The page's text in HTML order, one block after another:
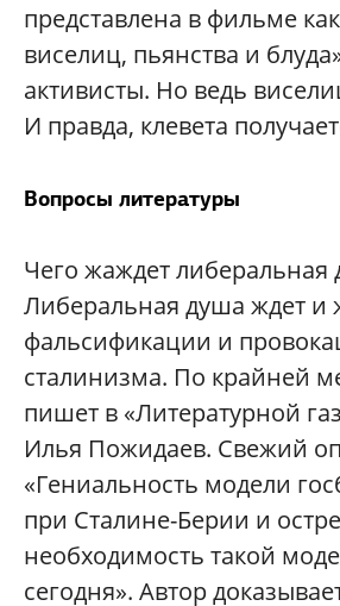
представлена в фильме
виселиц, пьянства и
активисты. Но ведь
И правда, клевета
Вопросы литературы
Чего жаждет либеральная
Либеральная душа ждет и
фальсификации и
сталинизма. По крайней
пишет в «Литературной
Илья Пожидаев. Свежий
«Гениальность модели
при Сталине-Берии и
необходимость такой
сегодня». Автор